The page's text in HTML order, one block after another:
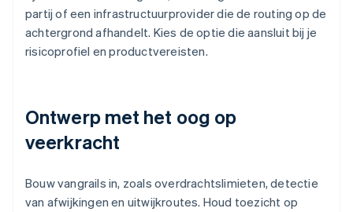
partij of een infrastructuurprovider die de routing op de
achtergrond afhandelt. Kies de optie die aansluit bij je
risicoprofiel en productvereisten.
Ontwerp met het oog op
veerkracht
Bouw vangrails in, zoals overdrachtslimieten, detectie
van afwijkingen en uitwijkroutes. Houd toezicht op